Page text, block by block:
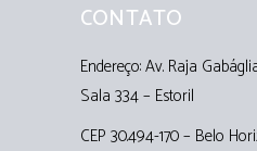
CONTATO
Endereço: Av. Raja
Sala 334 – Estoril
CEP 30.494-170 – Belo